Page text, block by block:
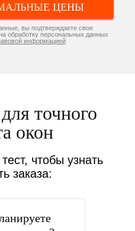
ЦЕНЫ
вы подтверждаете свое
обработку персональных данных
информацией
точного
окон
чтобы узнать
заказа: